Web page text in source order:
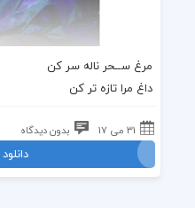
مرغ ســحر ناله سر کن
داغ مرا تازه تر کن
31 می 17 بدون دیدگاه